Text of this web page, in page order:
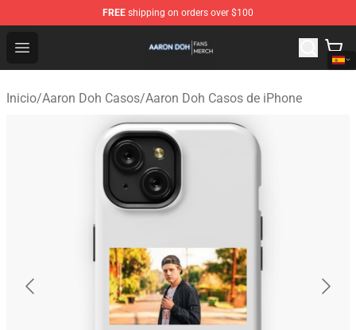
FREE shipping on orders over $100
Open menu
Aaron Doh Shop - Official Aaron Doh Merchandise Store
Inicio/Aaron Doh Casos/Aaron Doh Casos de iPhone